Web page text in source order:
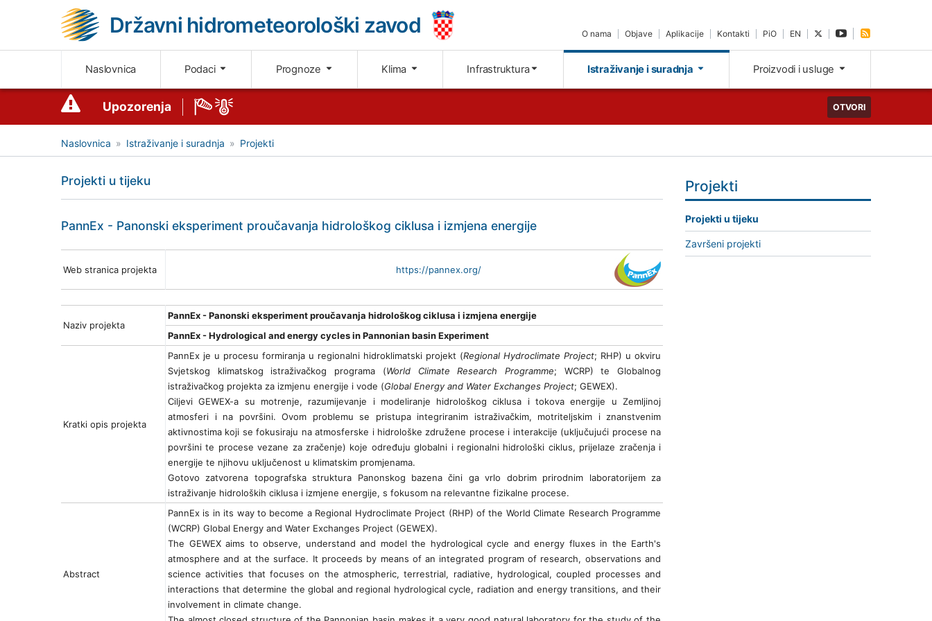
Državni hidrometeorološki zavod O nama Objave Aplikacije Kontakti PiO EN
Naslovnica Podaci Prognoze Klima Infrastruktura Istraživanje i suradnja Proizvodi i usluge
Upozorenja OTVORI
Naslovnica Istraživanje i suradnja Projekti
Projekti u tijeku
PannEx - Panonski eksperiment proučavanja hidrološkog ciklusa i izmjena energije
Web stranica projekta https://pannex.org/
Naziv projekta
PannEx - Panonski eksperiment proučavanja hidrološkog ciklusa i izmjena energije
PannEx - Hydrological and energy cycles in Pannonian basin Experiment
Kratki opis projekta
PannEx je u procesu formiranja u regionalni hidroklimatski projekt (Regional Hydroclimate Project; RHP) u okviru
Svjetskog klimatskog istraživačkog programa (World Climate Research Programme; WCRP) te Globalnog
istraživačkog projekta za izmjenu energije i vode (Global Energy and Water Exchanges Project; GEWEX).
Ciljevi GEWEX-a su motrenje, razumijevanje i modeliranje hidrološkog ciklusa i tokova energije u Zemljinoj
atmosferi i na površini. Ovom problemu se pristupa integriranim istraživačkim, motriteljskim i znanstvenim
aktivnostima koji se fokusiraju na atmosferske i hidrološke združene procese i interakcije (uključujući procese na
površini te procese vezane za zračenje) koje određuju globalni i regionalni hidrološki ciklus, prijelaze zračenja i
energije te njihovu uključenost u klimatskim promjenama.
Gotovo zatvorena topografska struktura Panonskog bazena čini ga vrlo dobrim prirodnim laboratorijem za
istraživanje hidroloških ciklusa i izmjene energije, s fokusom na relevantne fizikalne procese.
Abstract
PannEx is in its way to become a Regional Hydroclimate Project (RHP) of the World Climate Research Programme
(WCRP) Global Energy and Water Exchanges Project (GEWEX).
The GEWEX aims to observe, understand and model the hydrological cycle and energy fluxes in the Earth's
atmosphere and at the surface. It proceeds by means of an integrated program of research, observations and
science activities that focuses on the atmospheric, terrestrial, radiative, hydrological, coupled processes and
interactions that determine the global and regional hydrological cycle, radiation and energy transitions, and their
involvement in climate change.
Projekti
Projekti u tijeku
Završeni projekti